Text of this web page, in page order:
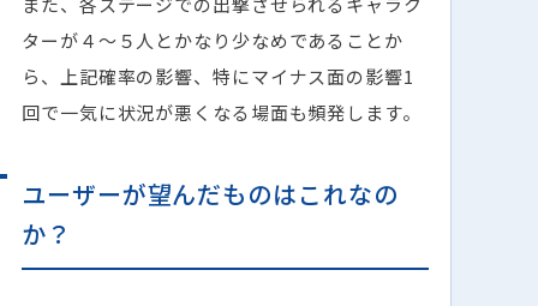
ターが４〜５人とかなり少なめであることか
ら、上記確率の影響、特にマイナス面の影響1
回で一気に状況が悪くなる場面も頻発します。
ユーザーが望んだものはこれなの
か？